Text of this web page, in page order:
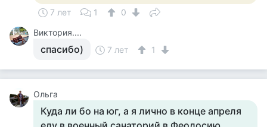
7 лет 1
0
Виктория....
спасибо) 7 лет 1
Ольга
Куда ли бо на юг, а я лично в конце апреля